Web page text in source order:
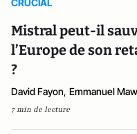
CRUCIAL
Mistral peut-il
l’Europe de son
?
David Fayon, Emmanuel
7 min de lecture